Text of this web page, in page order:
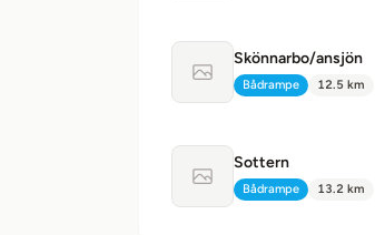
Intet billede
Skönnarbo/ansjön
Type:
Bådrampe Afstand:
12.5 km
Intet billede
Sottern
Type:
Bådrampe Afstand:
13.2 km